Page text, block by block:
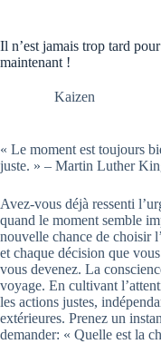
Il n’est jamais trop tard
maintenant !
Kaizen
« Le moment est toujours
juste. » – Martin Luther
Avez-vous déjà ressenti
quand le moment semble
nouvelle chance de choisir
et chaque décision que
vous devenez. La
voyage. En cultivant
les actions justes,
extérieures. Prenez un
demander: « Quelle est la